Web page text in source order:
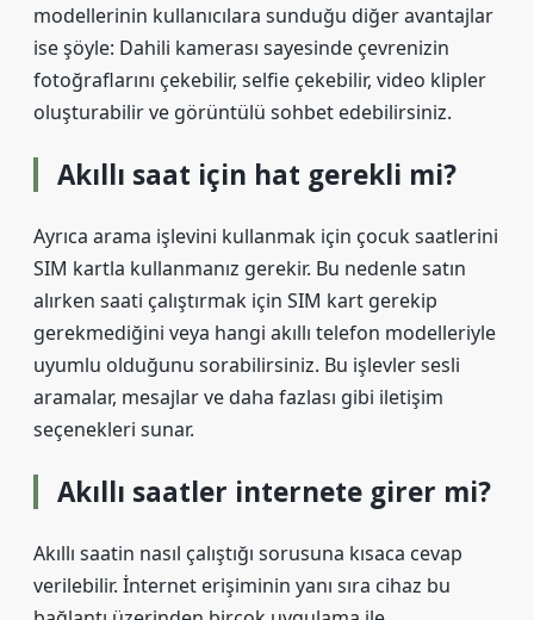
modellerinin kullanıcılara sunduğu diğer avantajlar
ise şöyle: Dahili kamerası sayesinde çevrenizin
fotoğraflarını çekebilir, selfie çekebilir, video klipler
oluşturabilir ve görüntülü sohbet edebilirsiniz.
Akıllı saat için hat gerekli mi?
Ayrıca arama işlevini kullanmak için çocuk saatlerini
SIM kartla kullanmanız gerekir. Bu nedenle satın
alırken saati çalıştırmak için SIM kart gerekip
gerekmediğini veya hangi akıllı telefon modelleriyle
uyumlu olduğunu sorabilirsiniz. Bu işlevler sesli
aramalar, mesajlar ve daha fazlası gibi iletişim
seçenekleri sunar.
Akıllı saatler internete girer mi?
Akıllı saatin nasıl çalıştığı sorusuna kısaca cevap
verilebilir. İnternet erişiminin yanı sıra cihaz bu